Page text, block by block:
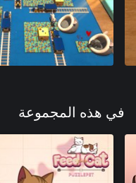
في هذه المجموعة